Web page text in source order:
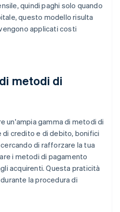
quindi paghi solo quando
questo modello risulta
applicati costi
metodi di
un'ampia gamma di metodi di
credito e di debito, bonifici
di rafforzare la tua
i metodi di pagamento
acquirenti. Questa praticità
la procedura di